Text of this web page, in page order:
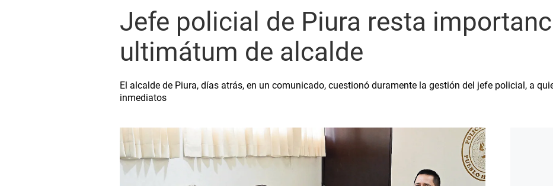
Jefe policial de Piura resta
ultimátum de alcalde
El alcalde de Piura, días atrás, en un comunicado, cuestionó duramente la gestión del jefe policial, a
inmediatos